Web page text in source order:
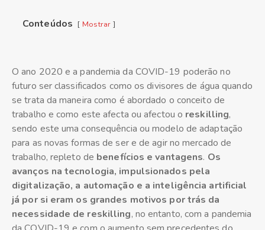
Conteúdos Mostrar
O ano 2020 e a pandemia da COVID-19 poderão no
futuro ser classificados como os divisores de água quando
se trata da maneira como é abordado o conceito de
trabalho e como este afecta ou afectou o reskilling,
sendo este uma consequência ou modelo de adaptação
para as novas formas de ser e de agir no mercado de
trabalho, repleto de benefícios e vantagens. Os
avanços na tecnologia, impulsionados pela
digitalização, a automação e a inteligência artificial
já por si eram os grandes motivos por trás da
necessidade de reskilling, no entanto, com a pandemia